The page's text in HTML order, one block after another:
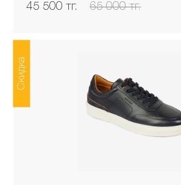
45 500 тг. 65 000 тг.
Скидка